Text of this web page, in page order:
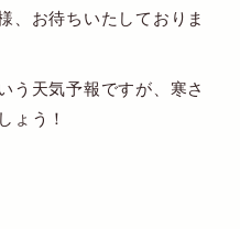
、お待ちいたしておりま
う天気予報ですが、寒さ
ょう！